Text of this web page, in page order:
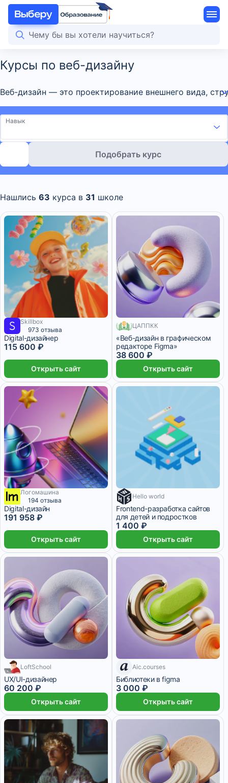
Курсы по веб-дизайну
Веб-дизайн — это проектирование внешнего вида,
Навык
Подобрать курс
Нашлись 63 курса в 31 школе
10 509 ₽/мес
Skillbox
973 отзыва
Digital-дизайнер
115 600 ₽
Открыть сайт
200 месяцев
ЦАППКК
«Веб-дизайн в графическом
редакторе Figma»
38 600 ₽
Открыть сайт
Логомашина
194 отзыва
Digital-дизайн
191 958 ₽
Открыть сайт
1 месяцHello world
Frontend-разработка сайтов
для детей и подростков
1 400 ₽
Открыть сайт
2 508 ₽/мес
LoftSchool
UX/UI-дизайнер
60 200 ₽
Открыть сайт
7 днейAic.courses
Библиотеки в figma
3 000 ₽
Открыть сайт